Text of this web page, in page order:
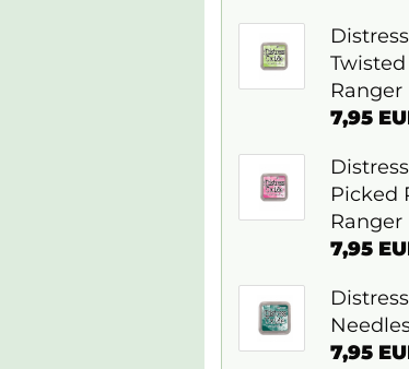
Ranger
7,95
Picked
Ranger
7,95
7,95